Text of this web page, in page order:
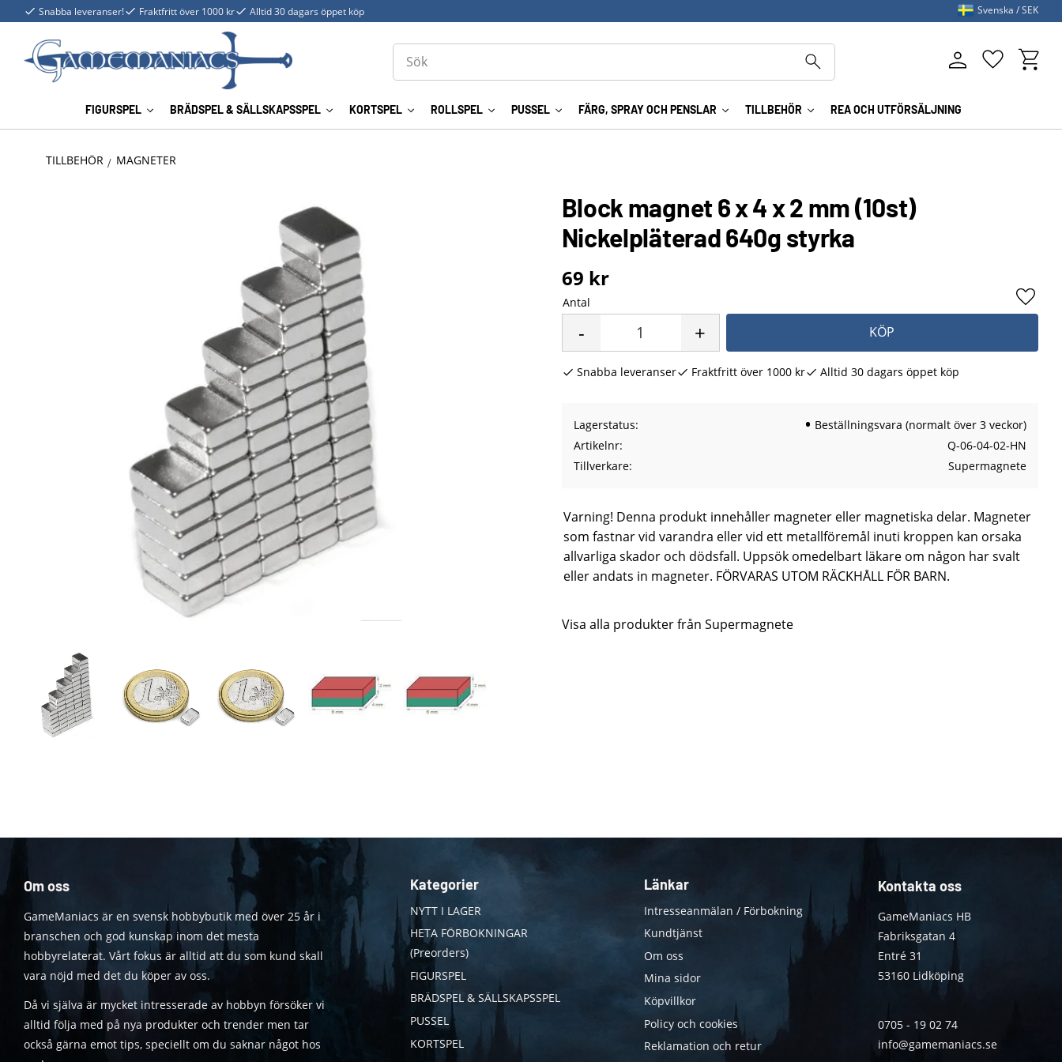
Snabba leveranser! Fraktfritt över 1000 kr Alltid 30 dagars öppet köp
FIGURSPEL BRÄDSPEL & SÄLLSKAPSSPEL KORTSPEL ROLLSPEL PUSSEL FÄRG, SPRAY OCH PENSLAR TILLBEHÖR REA OCH UTFÖRSÄLJNING
Favoriter
Svenska SEK
TILLBEHÖR MAGNETER
Block magnet 6 x 4 x 2 mm (10st)
Nickelpläterad 640g styrka
69 kr
Antal
+
- KÖP
Lägg
Snabba leveranser Fraktfritt över 1000 kr Alltid 30 dagars öppet köp
Lagerstatus
Beställningsvara (normalt över 3 veckor)
Artikelnr
Q-06-04-02-HN
Tillverkare
Supermagnete
Varning! Denna produkt innehåller magneter eller magnetiska delar. Magneter
som fastnar vid varandra eller vid ett metallföremål inuti kroppen kan orsaka
allvarliga skador och dödsfall. Uppsök omedelbart läkare om någon har svalt
eller andats in magneter. FÖRVARAS UTOM RÄCKHÅLL FÖR BARN.
Visa alla produkter från Supermagnete
Om oss
GameManiacs är en svensk hobbybutik med över 25 år i
branschen och god kunskap inom det mesta
hobbyrelaterat. Vårt fokus är alltid att du som kund skall
vara nöjd med det du köper av oss.
Då vi själva är mycket intresserade av hobbyn försöker vi
alltid följa med på nya produkter och trender men tar
också gärna emot tips, speciellt om du saknar något hos
Kategorier
NYTT I LAGER
HETA FÖRBOKNINGAR
(Preorders)
FIGURSPEL
BRÄDSPEL & SÄLLSKAPSSPEL
PUSSEL
KORTSPEL
Länkar
Intresseanmälan / Förbokning
Kundtjänst
Om oss
Mina sidor
Köpvillkor
Policy och cookies
Reklamation och retur
Kontakta oss
GameManiacs HB
Fabriksgatan 4
Entré 31
53160 Lidköping
0705 - 19 02 74
info@gamemaniacs.se